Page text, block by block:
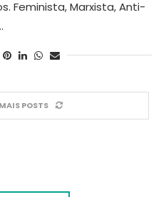
Feminista, Marxista, Anti-
POSTS